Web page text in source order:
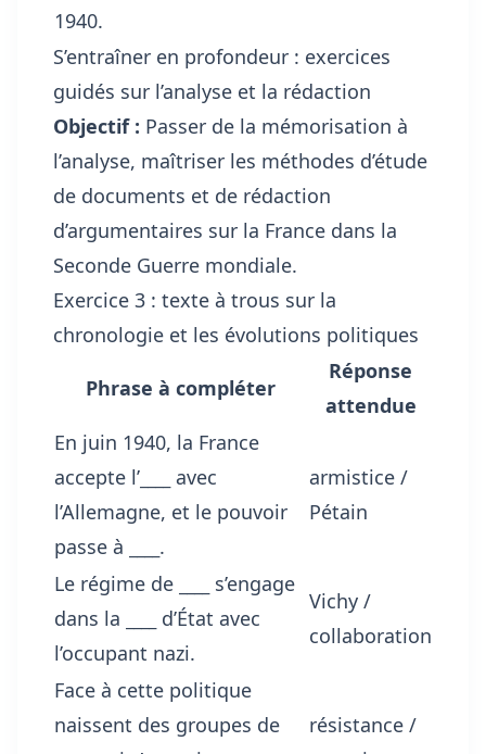
1940.
S’entraîner en profondeur : exercices
guidés sur l’analyse et la rédaction
Objectif : Passer de la mémorisation à
l’analyse, maîtriser les méthodes d’étude
de documents et de rédaction
d’argumentaires sur la France dans la
Seconde Guerre mondiale.
Exercice 3 : texte à trous sur la
chronologie et les évolutions politiques
Phrase à compléter
Réponse
attendue
En juin 1940, la France
accepte l’
avec
l’Allemagne, et le pouvoir
passe à
.
armistice /
Pétain
Le régime de
s’engage
dans la
d’État avec
l’occupant nazi.
Vichy /
collaboration
Face à cette politique
naissent des groupes de
résistance /